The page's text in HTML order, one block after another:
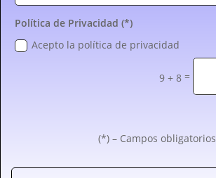
Política de Privacidad (*)
Acepto la política de privacidad
9 + 8 =
(*) – Campos obligatorios